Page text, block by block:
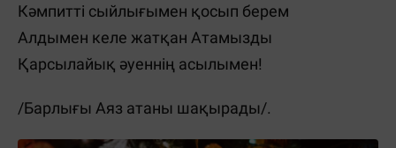
Кәмпитті сыйлығымен қосып берем
Алдымен келе жатқан Атамызды
Қарсылайық әуеннің асылымен!
/Барлығы Аяз атаны шақырады/.